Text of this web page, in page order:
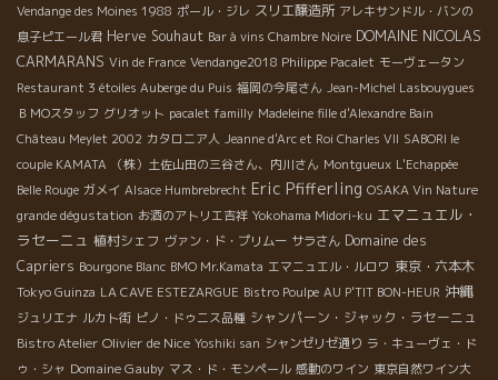
Vendange des Moines 1988 ポール・ジレ スリエ醸造所 アレキサンドル・バンの
息子ピエール君 Herve Souhaut Bar à vins Chambre Noire DOMAINE NICOLAS
CARMARANS Vin de France Vendange2018 Philippe Pacalet モーヴェータン
Restaurant 3 étoiles Auberge du Puis 福岡の今尾さん Jean-Michel Lasbouygues
ＢＭОスタッフ グリオット pacalet familly Madeleine fille d'Alexandre Bain
Château Meylet 2002 カタロニア人 Jeanne d'Arc et Roi Charles VII SABORI le
couple KAMATA
（株）土佐山田の三谷さん、内川さん Montgueux L'Echappée
Belle Rouge ガメイ Alsace Humbrebrecht Eric Pfifferling OSAKA Vin Nature
grande dégustation お酒のアトリエ吉祥 Yokohama Midori-ku エマニュエル・
ラセーニュ 植村シェフ ヴァン・ド・プリムー サラさん Domaine des
Capriers Bourgone Blanc BMO Mr.Kamata エマニュエル・ルロワ 東京・六本木
Tokyo Guinza LA CAVE ESTEZARGUE Bistro Poulpe AU P'TIT BON-HEUR 沖縄
ジュリエナ ルカト街 ピノ・ドゥニス品種 シャンパーン・ジャック・ラセーニュ
Bistro Atelier Olivier de Nice Yoshiki san シャンゼリゼ通り ラ・キューヴェ・ド
ゥ・シャ Domaine Gauby マス・ド・モンペール 感動のワイン 東京自然ワイン大